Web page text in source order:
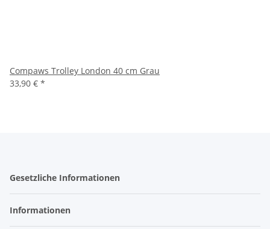
Compaws Trolley London 40 cm Grau
33,90 € *
Gesetzliche Informationen
Informationen